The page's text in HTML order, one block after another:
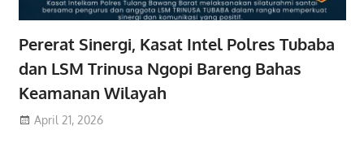
Pererat Sinergi, Kasat Intel Polres Tubaba
dan LSM Trinusa Ngopi Bareng Bahas
Keamanan Wilayah
April 21, 2026